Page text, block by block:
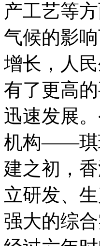
产工艺等
气候的影
增长，人
有了更高
迅速发展
机构——琪
建之初，
立研发、
强大的综